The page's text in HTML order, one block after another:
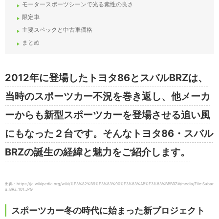
モータースポーツシーンで光る素性の良さ
限定車
主要スペックと中古車価格
まとめ
2012年に登場したトヨタ86とスバルBRZは、
当時のスポーツカー不況を巻き返し、他メーカ
ーからも新型スポーツカーを登場させる追い風
にもなった２台です。そんなトヨタ86・スバル
BRZの誕生の経緯と魅力をご紹介します。
出典：https://ja.wikipedia.org/wiki/%E3%82%B9%E3%83%90%E3%83%AB%E3%83%BBBRZ#/media/File:Subar
u_BRZ_101.JPG
スポーツカー冬の時代に始まった新プロジェクト